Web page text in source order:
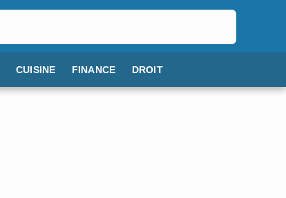
CUISINE FINANCE DROIT